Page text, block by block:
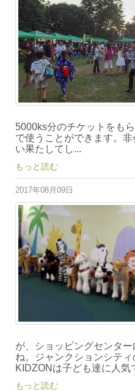
5000ks分のチケットをも
で使うことができます。
い果たしてし...
もっと読む
2017年08月09日
が、ショッピングセンタ
ね。ジャンクションシティ
KIDZONは子ども達に人気
もっと読む